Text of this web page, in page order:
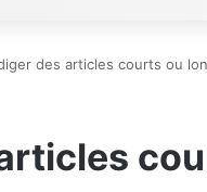
des articles courts ou